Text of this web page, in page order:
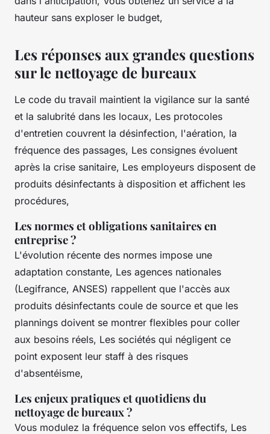
hauteur sans exploser le budget,
Les réponses aux grandes questions
sur le nettoyage de bureaux
Le code du travail maintient la vigilance sur la santé
et la salubrité dans les locaux, Les protocoles
d'entretien couvrent la désinfection, l'aération, la
fréquence des passages, Les consignes évoluent
après la crise sanitaire, Les employeurs disposent de
produits désinfectants à disposition et affichent les
procédures,
Les normes et obligations sanitaires en
entreprise ?
L'évolution récente des normes impose une
adaptation constante, Les agences nationales
(Legifrance, ANSES) rappellent que l'accès aux
produits désinfectants coule de source et que les
plannings doivent se montrer flexibles pour coller
aux besoins réels, Les sociétés qui négligent ce
point exposent leur staff à des risques
d'absentéisme,
Les enjeux pratiques et quotidiens du
nettoyage de bureaux ?
Vous modulez la fréquence selon vos effectifs, Les